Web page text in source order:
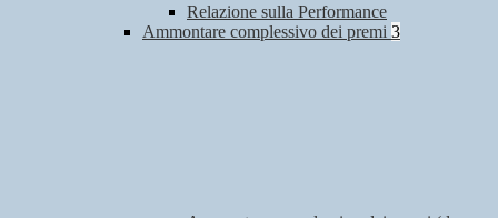
Relazione sulla Performance
Ammontare complessivo dei premi 3